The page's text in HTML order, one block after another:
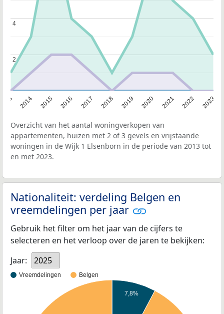
2014 2015 2016 2017 2018 2019 2020 2021 2022 2023
2
2
4
4
Overzicht van het aantal woningverkopen van
appartementen, huizen met 2 of 3 gevels en vrijstaande
woningen in de Wijk 1 Elsenborn in de periode van 2013 tot
en met 2023.
Nationaliteit: verdeling Belgen en
vreemdelingen per jaar
Gebruik het filter om het jaar van de cijfers te
selecteren en het verloop over de jaren te bekijken:
Jaar:
2025
Vreemdelingen Belgen
7,8%